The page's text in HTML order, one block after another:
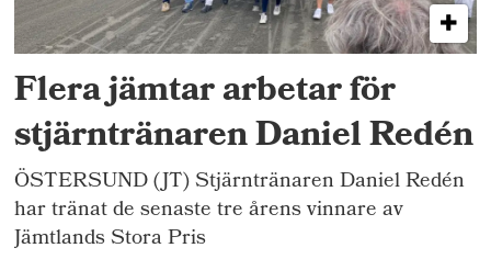
Flera jämtar arbetar för
stjärntränaren Daniel Redén
ÖSTERSUND (JT) Stjärntränaren Daniel Redén
har tränat de senaste tre årens vinnare av
Jämtlands Stora Pris